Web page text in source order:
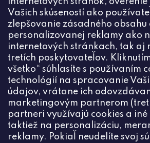
Vašich skúseností ako
zlepšovanie zásadného obsahu
personalizovanej reklamy ako
internetových stránkach, tak aj
tretích poskytovateľov.
všetko“ súhlasíte s používaním
technológií na spracovanie
údajov, vrátane ich
marketingovým partnerom
partneri využívajú cookies a
taktiež na personalizáciu,
reklamy. Pokiaľ neudelíte svoj
Kontakt
info @ceske-koralky.sk
+420774444191